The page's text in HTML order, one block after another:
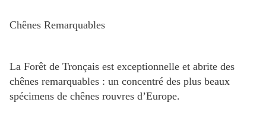
Chênes Remarquables
La Forêt de Tronçais est exceptionnelle et abrite des
chênes remarquables : un concentré des plus beaux
spécimens de chênes rouvres d’Europe.